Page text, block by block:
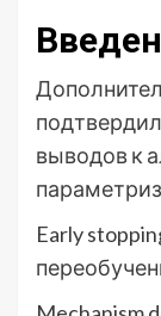
выводов к
Early